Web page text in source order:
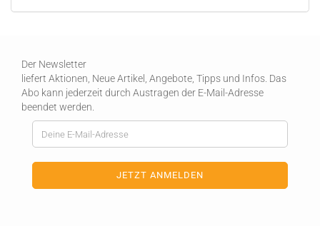
Der Newsletter
liefert Aktionen, Neue Artikel, Angebote, Tipps und Infos. Das
Abo kann jederzeit durch Austragen der E-Mail-Adresse
beendet werden.